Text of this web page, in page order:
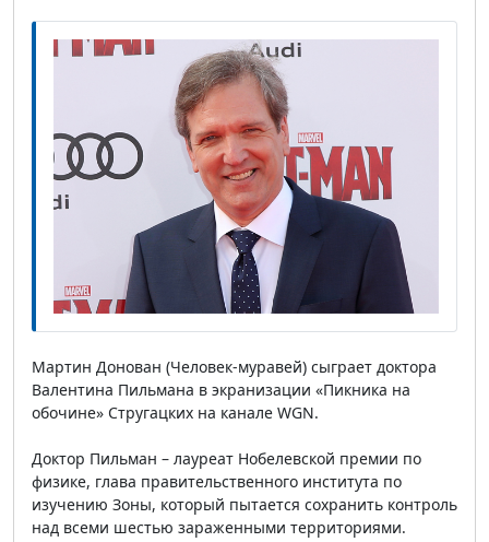
Мартин Донован (Человек-муравей) сыграет доктора
Валентина Пильмана в экранизации «Пикника на
обочине» Стругацких на канале WGN.
Доктор Пильман – лауреат Нобелевской премии по
физике, глава правительственного института по
изучению Зоны, который пытается сохранить контроль
над всеми шестью зараженными территориями.